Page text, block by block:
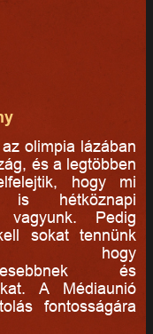
olimpia lázában
és a legtöbben
hogy mi
is hétköznapi
vagyunk. Pedig
sokat tennünk
hogy
és
A Médiaunió
fontosságára